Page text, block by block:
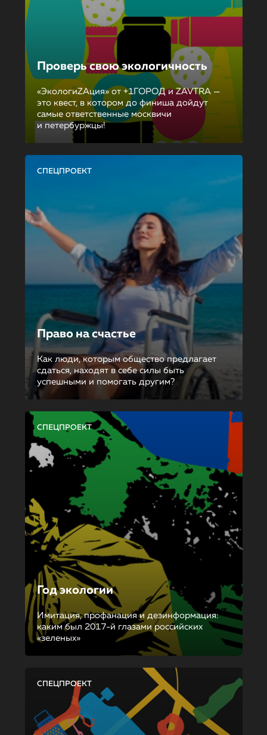
Проверь свою экологичность
«ЭкологиZAция» от +1ГОРОД и ZAVTRA —
это квест, в котором до финиша дойдут
самые ответственные москвичи
и петербуржцы!
СПЕЦПРОЕКТ
Право на счастье
Как люди, которым общество предлагает
сдаться, находят в себе силы быть
успешными и помогать другим?
СПЕЦПРОЕКТ
Год экологии
Имитация, профанация и дезинформация:
каким был 2017-й глазами российских
«зеленых»
СПЕЦПРОЕКТ